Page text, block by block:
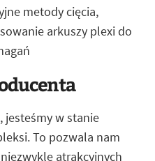
metody cięcia,
arkuszy plexi do
jesteśmy w stanie
To pozwala nam
atrakcyjnych